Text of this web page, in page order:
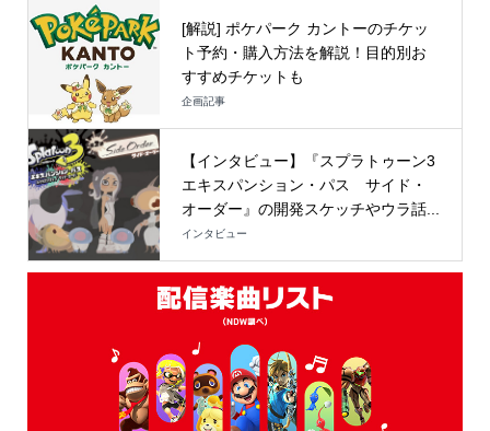
[解説] ポケパーク カントーのチケッ
ト予約・購入方法を解説！目的別お
すすめチケットも
企画記事
【インタビュー】『スプラトゥーン3
エキスパンション・パス サイド・
オーダー』の開発スケッチやウラ話...
インタビュー